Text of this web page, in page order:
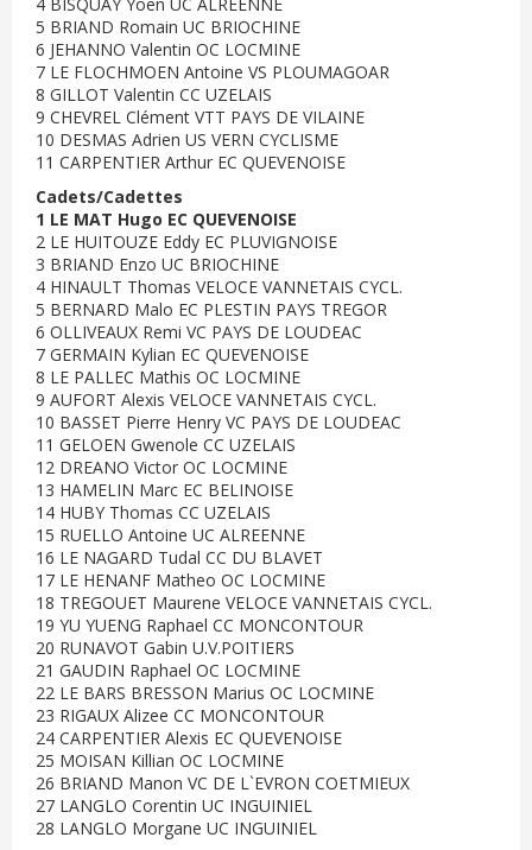
5 BRIAND Romain UC BRIOCHINE
6 JEHANNO Valentin OC LOCMINE
7 LE FLOCHMOEN Antoine VS PLOUMAGOAR
8 GILLOT Valentin CC UZELAIS
9 CHEVREL Clément VTT PAYS DE VILAINE
10 DESMAS Adrien US VERN CYCLISME
11 CARPENTIER Arthur EC QUEVENOISE
Cadets/Cadettes
1 LE MAT Hugo EC QUEVENOISE
2 LE HUITOUZE Eddy EC PLUVIGNOISE
3 BRIAND Enzo UC BRIOCHINE
4 HINAULT Thomas VELOCE VANNETAIS CYCL.
5 BERNARD Malo EC PLESTIN PAYS TREGOR
6 OLLIVEAUX Remi VC PAYS DE LOUDEAC
7 GERMAIN Kylian EC QUEVENOISE
8 LE PALLEC Mathis OC LOCMINE
9 AUFORT Alexis VELOCE VANNETAIS CYCL.
10 BASSET Pierre Henry VC PAYS DE LOUDEAC
11 GELOEN Gwenole CC UZELAIS
12 DREANO Victor OC LOCMINE
13 HAMELIN Marc EC BELINOISE
14 HUBY Thomas CC UZELAIS
15 RUELLO Antoine UC ALREENNE
16 LE NAGARD Tudal CC DU BLAVET
17 LE HENANF Matheo OC LOCMINE
18 TREGOUET Maurene VELOCE VANNETAIS CYCL.
19 YU YUENG Raphael CC MONCONTOUR
20 RUNAVOT Gabin U.V.POITIERS
21 GAUDIN Raphael OC LOCMINE
22 LE BARS BRESSON Marius OC LOCMINE
23 RIGAUX Alizee CC MONCONTOUR
24 CARPENTIER Alexis EC QUEVENOISE
25 MOISAN Killian OC LOCMINE
26 BRIAND Manon VC DE L`EVRON COETMIEUX
27 LANGLO Corentin UC INGUINIEL
28 LANGLO Morgane UC INGUINIEL